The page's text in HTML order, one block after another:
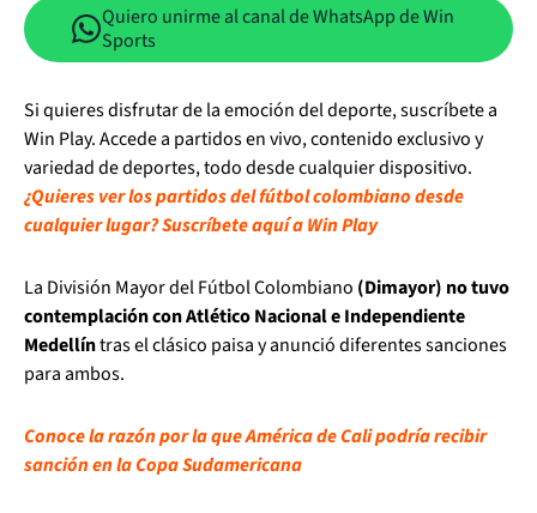
Quiero unirme al canal de WhatsApp de Win
Sports
Si quieres disfrutar de la emoción del deporte, suscríbete a
Win Play. Accede a partidos en vivo, contenido exclusivo y
variedad de deportes, todo desde cualquier dispositivo.
¿Quieres ver los partidos del fútbol colombiano desde
cualquier lugar? Suscríbete aquí a Win Play
La División Mayor del Fútbol Colombiano (Dimayor) no tuvo
contemplación con Atlético Nacional e Independiente
Medellíntras el clásico paisa y anunció diferentes sanciones
para ambos.
Conoce la razón por la que América de Cali podría recibir
sanción en la Copa Sudamericana